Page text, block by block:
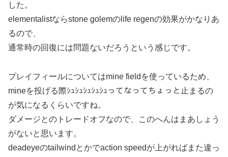
した。
elementalistならstone golemのlife regenの効果がかなりあ
るので、
通常時の回復には問題ないだろうという感じです。
プレイフィールについてはmine fieldを使っているため、
mineを投げる際ｼｭｼｭｼｭｼｭｼｭってなってちょっと止まるの
が気になるくらいですね。
ダメージとのトレードオフなので、このへんはまあしょう
がないと思います。
deadeyeのtailwindとかでaction speedが上がればまた違っ